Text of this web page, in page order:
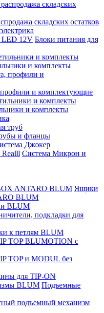
складских остатков
Блоки питания для
и комплекты
профили и комплектующие
и комплекты
труб
и фланцы
Джокер
Система Микрон и
Ящики
BLUM
BLUM
подкладки для
к петлям BLUM
TOP BLUMOTION с
TOP и MODUL без
для TIP-ON
Подъемные
подъемный механизм